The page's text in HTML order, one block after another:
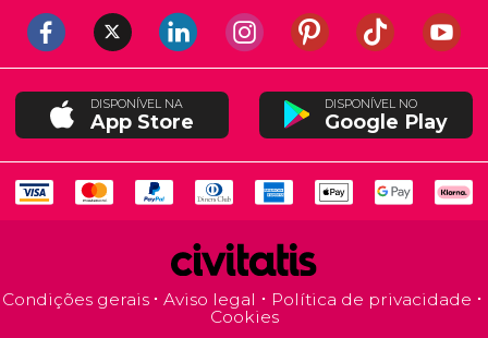
DISPONÍVEL NA
App Store
DISPONÍVEL NO
Google Play
Condições gerais Aviso legal
Política de privacidade
Cookies